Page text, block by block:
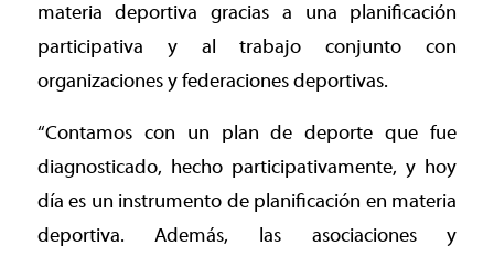
materia deportiva gracias a una planificación
participativa y al trabajo conjunto con
organizaciones y federaciones deportivas.
“Contamos con un plan de deporte que fue
diagnosticado, hecho participativamente, y hoy
día es un instrumento de planificación en materia
deportiva. Además, las asociaciones y